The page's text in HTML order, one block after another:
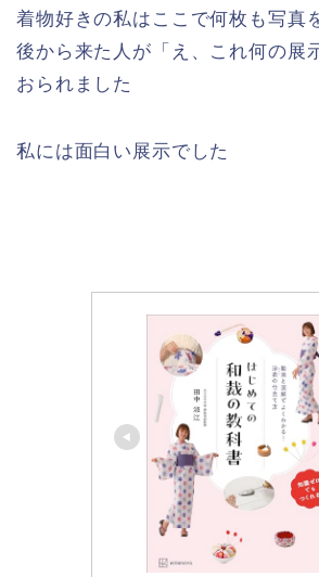
着物好きの私はここで何枚も写真
後から来た人が「え、これ何の展
おられました
私には面白い展示でした